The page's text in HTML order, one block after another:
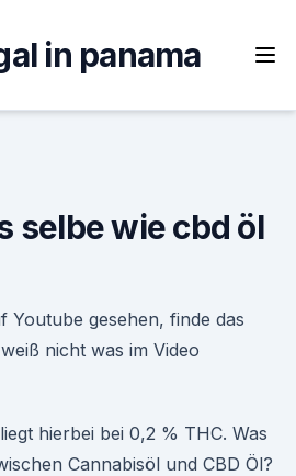
in panama
selbe wie cbd öl
Youtube gesehen, finde das
nicht was im Video
hierbei bei 0,2 % THC. Was
Cannabisöl und CBD Öl?